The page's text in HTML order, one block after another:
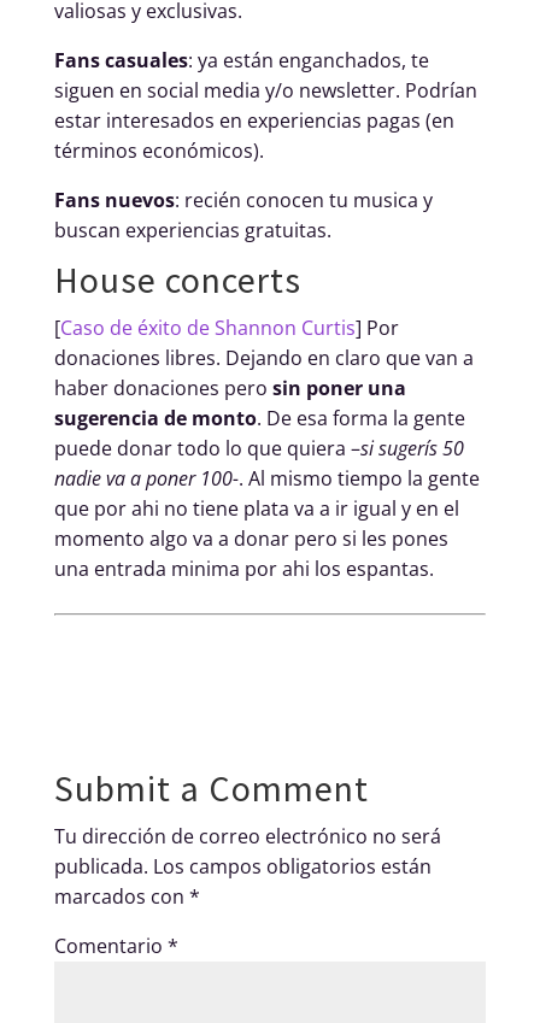
valiosas y exclusivas.
Fans casuales: ya están enganchados, te
siguen en social media y/o newsletter. Podrían
estar interesados en experiencias pagas (en
términos económicos).
Fans nuevos: recién conocen tu musica y
buscan experiencias gratuitas.
House concerts
[Caso de éxito de Shannon Curtis] Por
donaciones libres. Dejando en claro que van a
haber donaciones pero sin poner una
sugerencia de monto. De esa forma la gente
puede donar todo lo que quiera –si sugerís 50
nadie va a poner 100-. Al mismo tiempo la gente
que por ahi no tiene plata va a ir igual y en el
momento algo va a donar pero si les pones
una entrada minima por ahi los espantas.
Submit a Comment
Tu dirección de correo electrónico no será
publicada. Los campos obligatorios están
marcados con *
Comentario *